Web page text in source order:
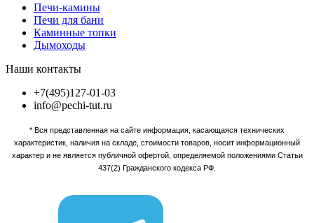
Печи-камины
Печи для бани
Каминные топки
Дымоходы
Наши контакты
+7(495)127-01-03
info@pechi-tut.ru
* Вся представленная на сайте информация, касающаяся технических
характеристик, наличия на складе, стоимости товаров, носит информационный
характер и не является публичной офертой, определяемой положениями Статьи
437(2) Гражданского кодекса РФ.